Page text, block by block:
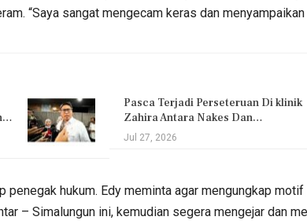
“Saya sangat mengecam keras dan menyampaikan
Pasca Terjadi Perseteruan Di klinik
Zahira Antara Nakes Dan…
Jul 27, 2026
penegak hukum. Edy meminta agar mengungkap
– Simalungun ini, kemudian segera mengejar dan